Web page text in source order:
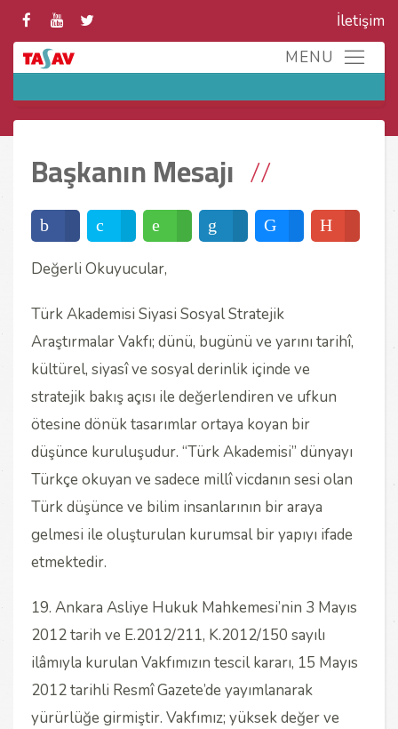
İletişim
Başkanın Mesajı
Değerli Okuyucular,
Türk Akademisi Siyasi Sosyal Stratejik
Araştırmalar Vakfı; dünü, bugünü ve yarını tarihî,
kültürel, siyasî ve sosyal derinlik içinde ve
stratejik bakış açısı ile değerlendiren ve ufkun
ötesine dönük tasarımlar ortaya koyan bir
düşünce kuruluşudur. “Türk Akademisi” dünyayı
Türkçe okuyan ve sadece millî vicdanın sesi olan
Türk düşünce ve bilim insanlarının bir araya
gelmesi ile oluşturulan kurumsal bir yapıyı ifade
etmektedir.
19. Ankara Asliye Hukuk Mahkemesi’nin 3 Mayıs
2012 tarih ve E.2012/211, K.2012/150 sayılı
ilâmıyla kurulan Vakfımızın tescil kararı, 15 Mayıs
2012 tarihli Resmî Gazete’de yayımlanarak
yürürlüğe girmiştir. Vakfımız; yüksek değer ve